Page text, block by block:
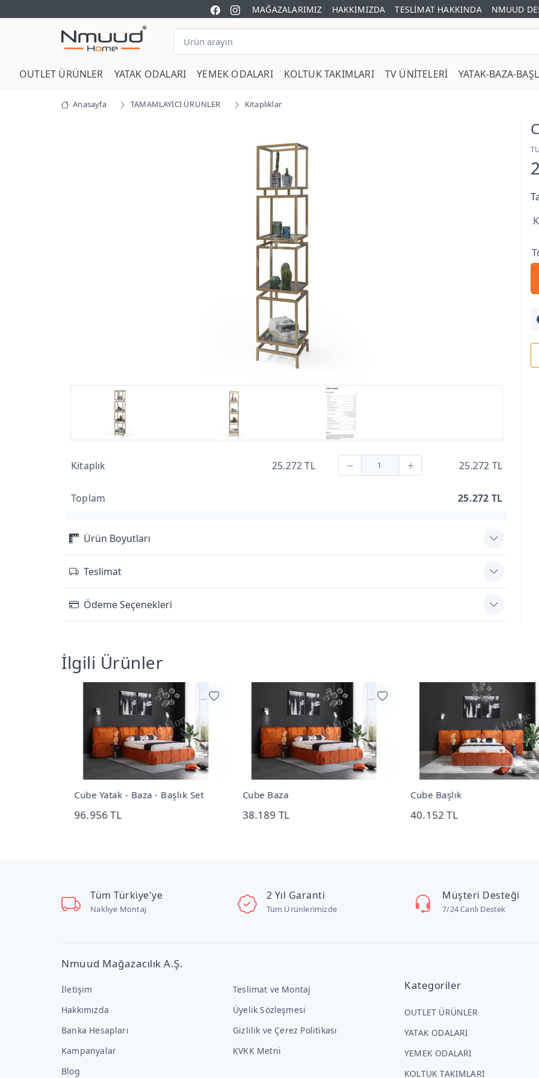
MAĞAZALARIMIZ HAKKIMIZDA TESLİMAT HAKKINDA NMUUD
OUTLET ÜRÜNLER YATAK ODALARI YEMEK ODALARI KOLTUK TAKIMLARI TV ÜNİTELERİ YATAK-BAZA-
Anasayfa TAMAMLAYICI ÜRÜNLER Kitaplıklar
Kitaplık 25.272 TL 25.272 TL
Toplam 25.272 TL
Ürün Boyutları
Teslimat
Ödeme Seçenekleri
İlgili Ürünler
Cube Baza
38.189 TL
Cube Başlık
40.152 TL
Cube Yatak
18.616 TL
Tüm Türkiye'ye
Nakliye Montaj
2 Yıl Garanti
Tüm Ürünlerimizde
Müşteri Desteği
7/24 Canlı Destek
Nmuud Mağazacılık A.Ş.
İletişim
Hakkımızda
Banka Hesapları
Kampanyalar
Blog
Teslimat ve Montaj
Üyelik Sözleşmesi
Gizlilik ve Çerez Politikası
KVKK Metni
Kategoriler
OUTLET ÜRÜNLER
YATAK ODALARI
YEMEK ODALARI
KOLTUK TAKIMLARI